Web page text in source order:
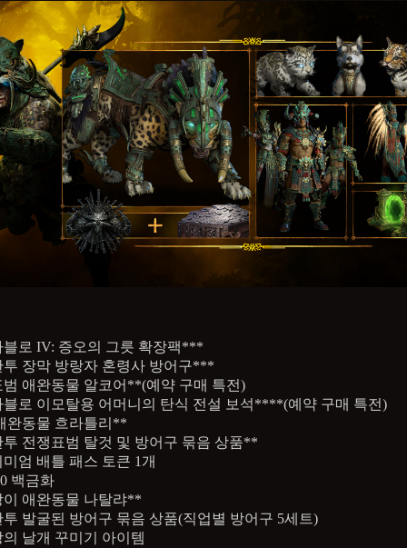
블로 IV: 증오의 그릇 확장팩***
투 장막 방랑자 혼령사 방어구***
범 애완동물 알코어**(예약 구매 특전)
블로 이모탈용 어머니의 탄식 전설 보석****(예약 구매 특전)
완동물 흐라틀리**
투 전쟁표범 탈것 및 방어구 묶음 상품**
엄 배틀 패스 토큰 1개
백금화
이 애완동물 나탈랴**
투 발굴된 방어구 묶음 상품(직업별 방어구 5세트)
의 날개 꾸미기 아이템